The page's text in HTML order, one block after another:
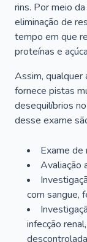
rins. Por meio
eliminação de
tempo em que
proteínas e
Assim, qualquer
fornece pistas
desequilíbrios
desse exame
Exame de
Avaliação
com sangue,
infecção